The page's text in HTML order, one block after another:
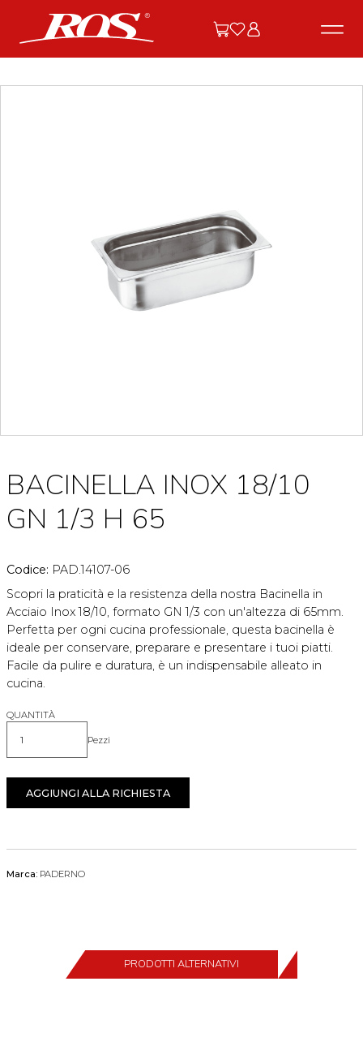
BACINELLA INOX 18/10
GN 1/3 H 65
Codice: PAD.14107-06
Scopri la praticità e la resistenza della nostra Bacinella in
Acciaio Inox 18/10, formato GN 1/3 con un'altezza di 65mm.
Perfetta per ogni cucina professionale, questa bacinella è
ideale per conservare, preparare e presentare i tuoi piatti.
Facile da pulire e duratura, è un indispensabile alleato in
cucina.
QUANTITÀ
Quantità Pezzi
AGGIUNGI ALLA RICHIESTA
Marca: PADERNO
PRODOTTI ALTERNATIVI